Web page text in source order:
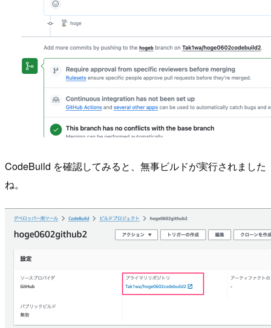
CodeBuild を確認してみると、無事ビルドが実行されました
ね。